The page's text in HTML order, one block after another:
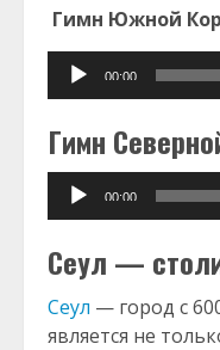
Гимн Южной
Audio
Player
00:00
Гимн
Audio
Player
00:00
Сеул —
Сеул — город с
является не